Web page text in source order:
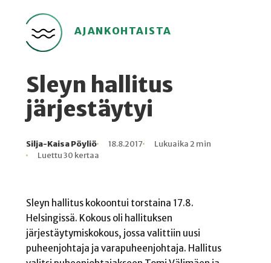
AJANKOHTAISTA
Sleyn hallitus
järjestäytyi
Kirjoittaja
Silja-Kaisa Pöyliö
Julkaistu
18.8.2017
Lukuaika
Lukuaika 2 min
Lukukertoja
Luettu 30 kertaa
Sleyn hallitus kokoontui torstaina 17.8.
Helsingissä. Kokous oli hallituksen
järjestäytymiskokous, jossa valittiin uusi
puheenjohtaja ja varapuheenjohtaja. Hallitus